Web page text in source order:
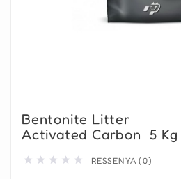
Bentonite Litter
Activated Carbon  5 Kg
     RESSENYA (0)